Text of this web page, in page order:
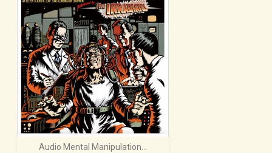
Audio Mental Manipulation...